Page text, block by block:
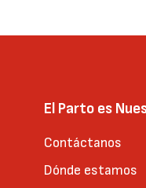
El Parto es
Contáctanos
Dónde estamos